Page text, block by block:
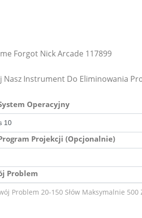
Forgot Nick Arcade 117899
Nasz Instrument Do Eliminowania
Operacyjny
Projekcji (Opcjonalnie)
Problem